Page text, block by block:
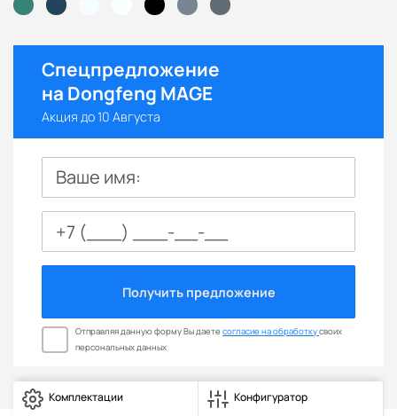
Спецпредложение
на Dongfeng MAGE
Акция до 10 Августа
Ваше имя:
Получить предложение
Отправляя данную форму Вы даетесогласие на обработкусвоих
персональных данных
Комплектации Конфигуратор